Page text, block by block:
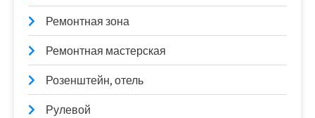
Ремонтная зона
Ремонтная мастерская
Розенштейн, отель
Рулевой